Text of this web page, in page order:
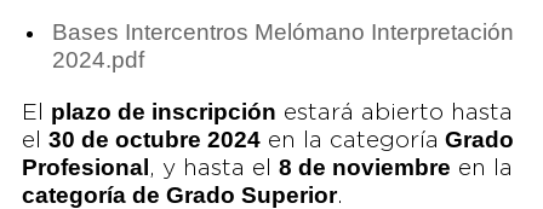
Bases Intercentros Melómano Interpretación
2024.pdf
El plazo de inscripción estará abierto hasta
el 30 de octubre 2024en la categoría Grado
Profesional, y hasta el 8 de noviembre en la
categoría de Grado Superior.